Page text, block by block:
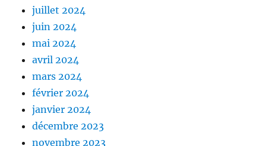
juillet 2024
juin 2024
mai 2024
avril 2024
mars 2024
février 2024
janvier 2024
décembre 2023
novembre 2023